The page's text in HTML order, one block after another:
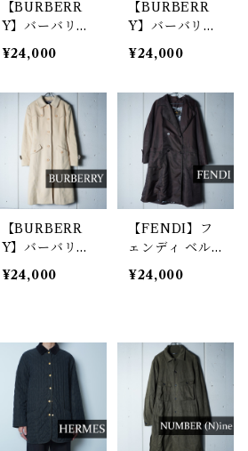
【BURBERR
Y】バーバリー
ブルーレーベル
ラクーンファー
ルロングカーデ
ィガンコート b
¥24,000
【BURBERR
Y】バーバリー
ラクーンファー
ニットダッフル
ガンコート bl
ack
¥24,000
【BURBERR
Y】バーバリー
ロゴボタン・ア
ンゴラウールベ
¥24,000
【FENDI】フ
ェンディ ベル
ト付ナイロンコ
ート gray blac
¥24,000